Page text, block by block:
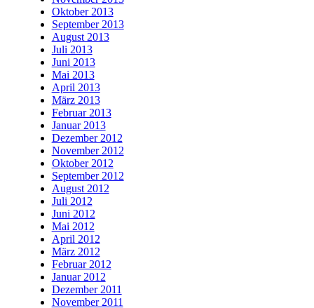
Oktober 2013
September 2013
August 2013
Juli 2013
Juni 2013
Mai 2013
April 2013
März 2013
Februar 2013
Januar 2013
Dezember 2012
November 2012
Oktober 2012
September 2012
August 2012
Juli 2012
Juni 2012
Mai 2012
April 2012
März 2012
Februar 2012
Januar 2012
Dezember 2011
November 2011